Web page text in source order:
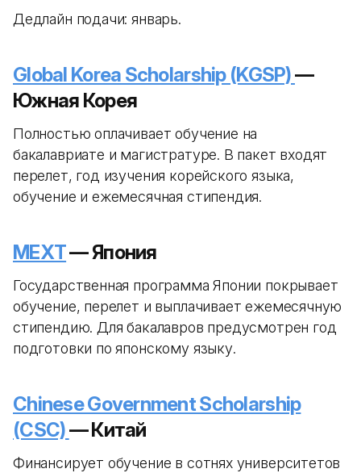
Дедлайн подачи: январь.
Global Korea Scholarship (KGSP)—
Южная Корея
Полностью оплачивает обучение на
бакалавриате и магистратуре. В пакет входят
перелет, год изучения корейского языка,
обучение и ежемесячная стипендия.
MEXT— Япония
Государственная программа Японии покрывает
обучение, перелет и выплачивает ежемесячную
стипендию. Для бакалавров предусмотрен год
подготовки по японскому языку.
Chinese Government Scholarship
(CSC)— Китай
Финансирует обучение в сотнях университетов